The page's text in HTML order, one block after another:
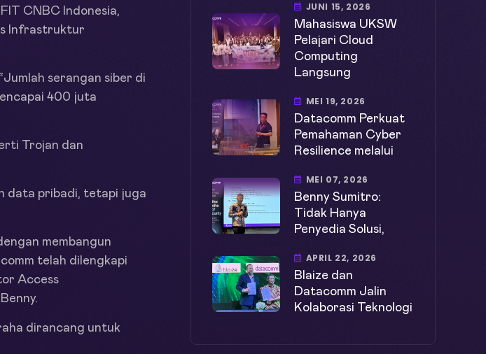
CNBC Indonesia,
Infrastruktur
serangan siber di
400 juta
Trojan dan
data pribadi, tetapi juga
membangun
telah dilengkapi
Access
dirancang untuk
JUNI 15, 2026
Mahasiswa UKSW
Pelajari Cloud
Computing
Langsung
MEI 19, 2026
Datacomm Perkuat
Pemahaman Cyber
Resilience melalui
MEI 07, 2026
Benny Sumitro:
Tidak Hanya
Penyedia Solusi,
APRIL 22, 2026
Blaize dan
Datacomm Jalin
Kolaborasi Teknologi